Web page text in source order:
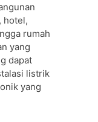
hotel,
rumah
yang
dapat
listrik
yang